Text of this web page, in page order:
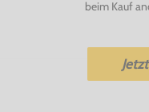
beim Kauf